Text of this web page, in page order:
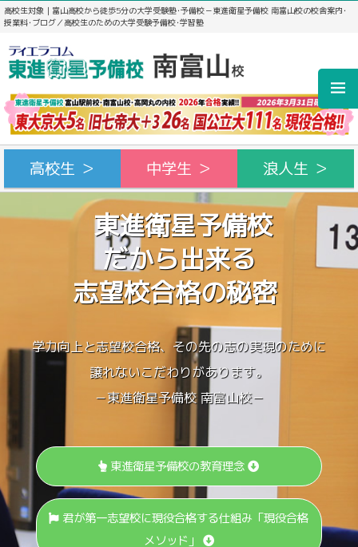
高校生対象｜富山高校から徒歩5分の大学受験塾･予備校－東進衛星予備校 南富山校の校舎案内･
授業料･ブログ／高校生のための大学受験予備校･学習塾
高校生 ＞ 中学生 ＞ 浪人生 ＞
東進衛星予備校
だから出来る
志望校合格の秘密
学力向上と志望校合格、その先の志の実現のために
譲れないこだわりがあります。
－東進衛星予備校 南富山校－
東進衛星予備校の教育理念
君が第一志望校に現役合格する仕組み「現役合格
メソッド」